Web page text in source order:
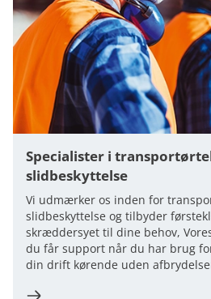
Specialister i
slidbeskyttelse
Vi udmærker os inden for
slidbeskyttelse og tilbyder
skræddersyet til dine behov,
du får support når du har brug
din drift kørende uden